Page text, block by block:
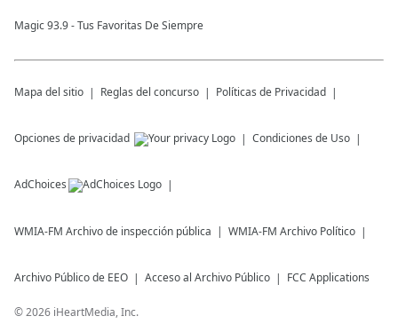
Magic 93.9 - Tus Favoritas De Siempre
Mapa del sitio Reglas del concurso Políticas de Privacidad
Opciones de privacidad Condiciones de Uso
AdChoices
WMIA-FM Archivo de inspección pública WMIA-FM Archivo Político
Archivo Público de EEO Acceso al Archivo Público FCC Applications
©2026 iHeartMedia, Inc.